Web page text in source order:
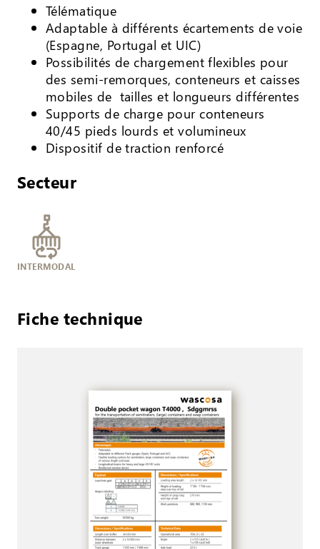
Télématique
Adaptable à différents écartements de voie
(Espagne, Portugal et UIC)
Possibilités de chargement flexibles pour
des semi-remorques, conteneurs et caisses
mobiles de tailles et longueurs différentes
Supports de charge pour conteneurs
40/45 pieds lourds et volumineux
Dispositif de traction renforcé
Secteur
INTERMODAL
Fiche technique